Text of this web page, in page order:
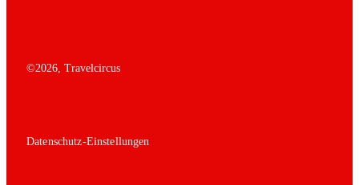
©2026 , Travelcircus
Datenschutz-Einstellungen